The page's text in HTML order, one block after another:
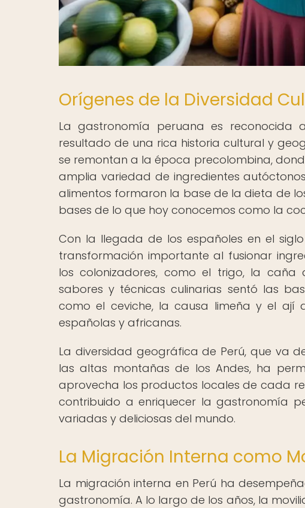
Orígenes de la Diversidad
La gastronomía peruana es reconocida
resultado de una rica historia cultural y
se remontan a la época precolombina,
amplia variedad de ingredientes
alimentos formaron la base de la dieta de
bases de lo que hoy conocemos como la
Con la llegada de los españoles en el
transformación importante al fusionar
los colonizadores, como el trigo, la caña
sabores y técnicas culinarias sentó las
como el ceviche, la causa limeña y el ají
españolas y africanas.
La diversidad geográfica de Perú, que va
las altas montañas de los Andes, ha
aprovecha los productos locales de cada
contribuido a enriquecer la gastronomía
variadas y deliciosas del mundo.
La Migración Interna como
La migración interna en Perú ha
gastronomía. A lo largo de los años, la